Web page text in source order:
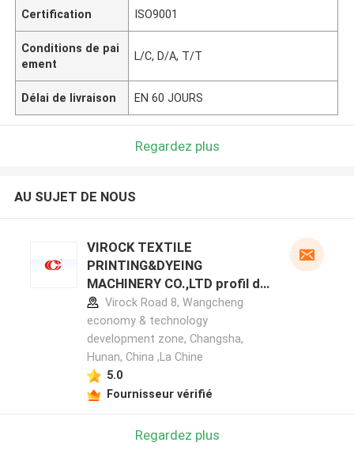
Certification ISO9001
Conditions de pai
ement
L/C, D/A, T/T
Délai de livraison EN 60 JOURS
Regardez plus
AU SUJET DE NOUS
VIROCK TEXTILE
PRINTING&DYEING
MACHINERY CO.,LTD profil du
fabricant
Virock Road 8, Wangcheng
economy & technology
development zone, Changsha,
Hunan, China ,La Chine
5.0
Fournisseur vérifié
Regardez plus